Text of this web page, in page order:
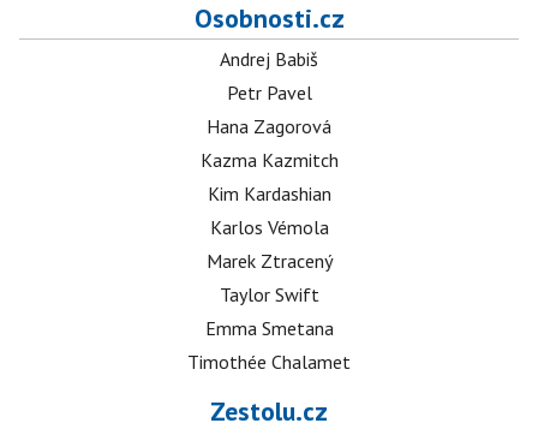
Osobnosti.cz
Andrej Babiš
Petr Pavel
Hana Zagorová
Kazma Kazmitch
Kim Kardashian
Karlos Vémola
Marek Ztracený
Taylor Swift
Emma Smetana
Timothée Chalamet
Zestolu.cz